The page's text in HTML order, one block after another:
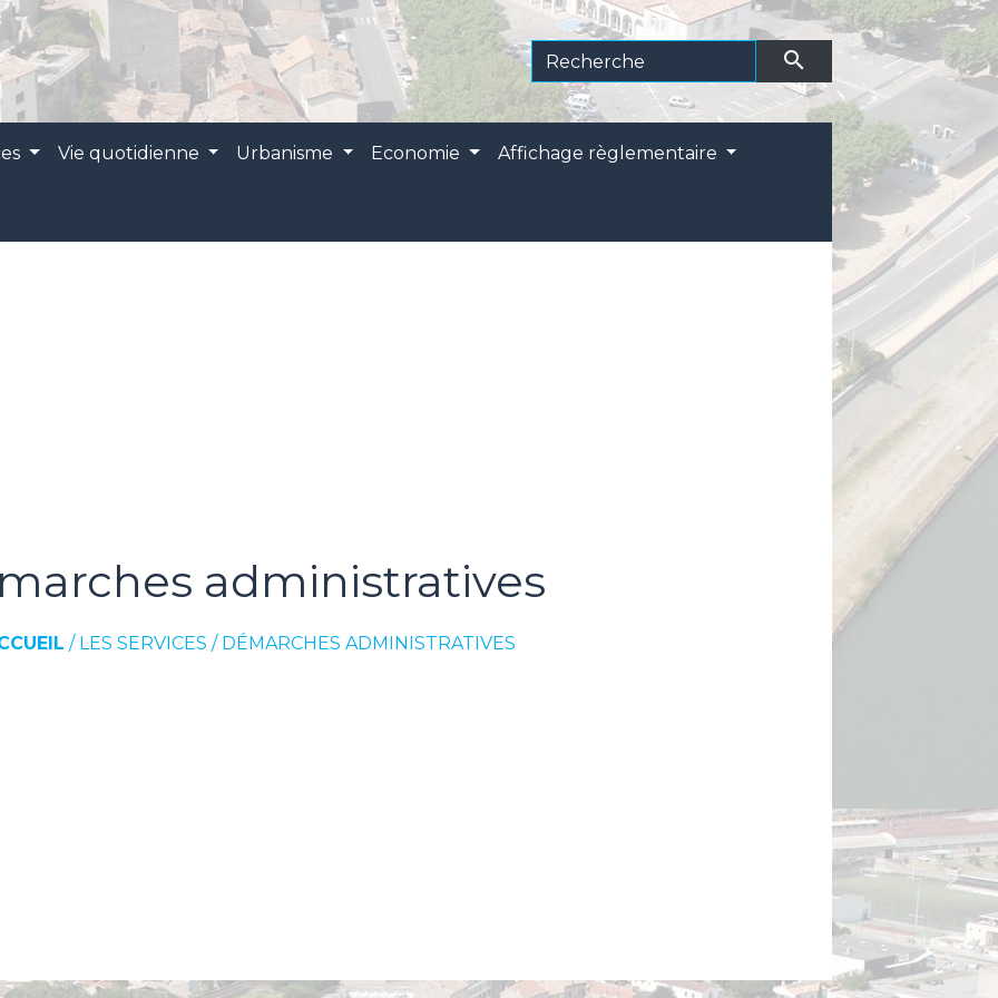
search
Vie quotidienne Urbanisme Economie Affichage règlementaire
administratives
/ LES SERVICES / DÉMARCHES ADMINISTRATIVES